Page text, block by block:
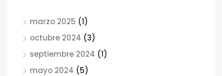
marzo 2025 (1)
octubre 2024 (3)
septiembre 2024 (1)
mayo 2024 (5)